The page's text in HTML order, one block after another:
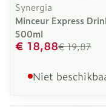
Synergia
Minceur Express
500ml
€ 19,87
€ 18,88
Niet